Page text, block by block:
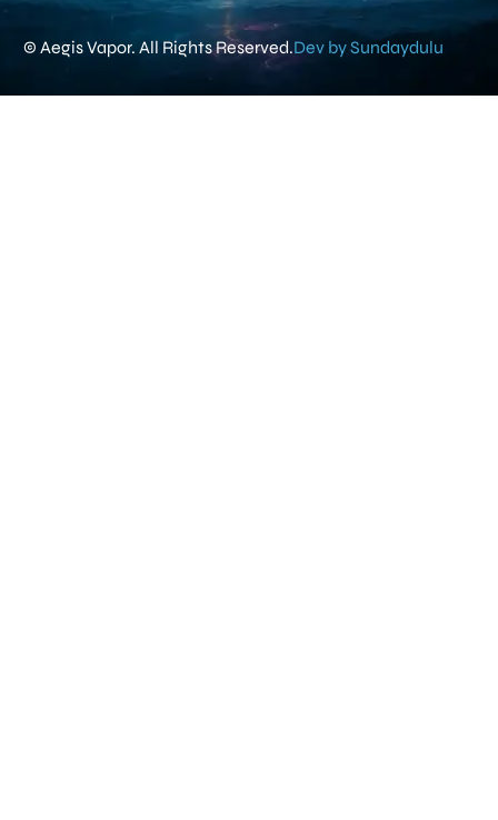
© Aegis Vapor. All Rights Reserved.Dev by Sundaydulu